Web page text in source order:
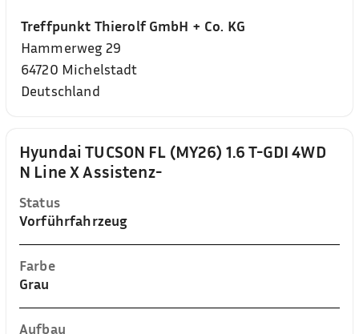
Hyundai TUCSON FL (MY26) 1.6 T-GDI 4WD
N Line X Assistenz-
Status
Vorführfahrzeug
Farbe
Grau
Aufbau
Treffpunkt Thierolf GmbH + Co. KG
Hammerweg 29
64720 Michelstadt
Deutschland